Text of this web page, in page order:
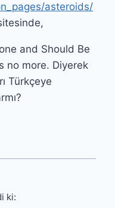
asteroids/
and Should Be
no more. Diyerek
Türkçeye
ki: